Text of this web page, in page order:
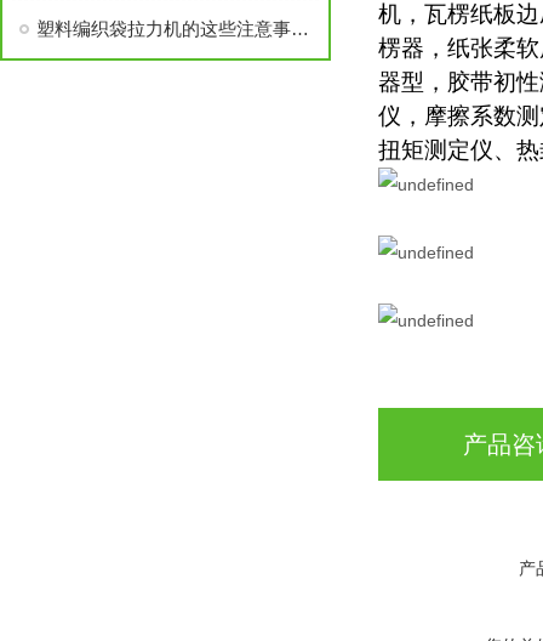
机，瓦楞纸板
楞器，纸张柔
器型，胶带初
仪，摩擦系数
扭矩测定仪、
产品咨
产
塑料编织袋拉力机的这些注意事项，你必须知道